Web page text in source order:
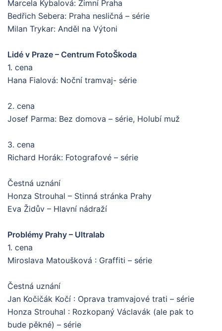
Marcela Kybalová: Zimní Praha
Bedřich Sebera: Praha nesličná – série
Milan Trykar: Anděl na Výtoni
Lidé v Praze – Centrum FotoŠkoda
1. cena
Hana Fialová: Noční tramvaj- série
2. cena
Josef Parma: Bez domova – série, Holubí muž
3. cena
Richard Horák: Fotografové – série
Čestná uznání
Honza Strouhal – Stinná stránka Prahy
Eva Židův – Hlavní nádraží
Problémy Prahy – Ultralab
1. cena
Miroslava Matoušková : Graffiti – série
Čestná uznání
Jan Kočičák Kočí : Oprava tramvajové trati – série
Honza Strouhal : Rozkopaný Václavák (ale pak to
bude pěkné) – série